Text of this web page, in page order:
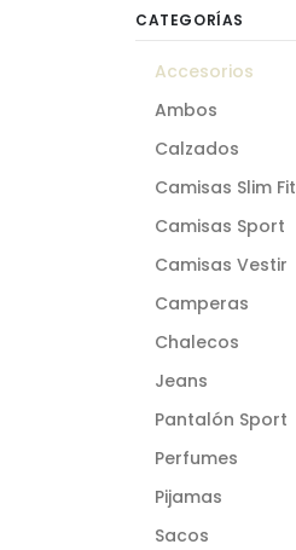
CATEGORÍAS
Accesorios
Ambos
Calzados
Camisas Slim Fit
Camisas Sport
Camisas Vestir
Camperas
Chalecos
Jeans
Pantalón Sport
Perfumes
Pijamas
Sacos